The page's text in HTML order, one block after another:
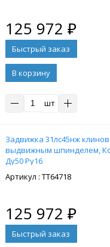
125 972 ₽
В корзину
шт
Задвижка 31лс45нж
выдвижным шпинделем,
Ду50 Ру16
: ТТ64718
125 972 ₽